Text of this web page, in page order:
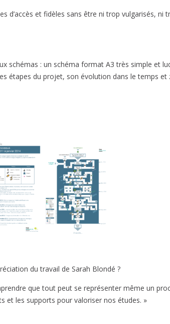
d’accès et fidèles sans être ni trop vulgarisés,
schémas : un schéma format A3 très simple et
étapes du projet, son évolution dans le temps
du travail de Sarah Blondé ?
que tout peut se représenter même un
et les supports pour valoriser nos études. »